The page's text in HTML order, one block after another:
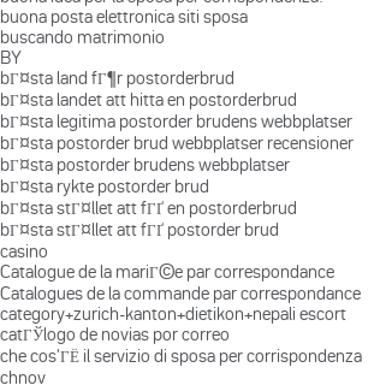
buona posta elettronica siti sposa
buscando matrimonio
BY
bГ¤sta land fГ¶r postorderbrud
bГ¤sta landet att hitta en postorderbrud
bГ¤sta legitima postorder brudens webbplatser
bГ¤sta postorder brud webbplatser recensioner
bГ¤sta postorder brudens webbplatser
bГ¤sta rykte postorder brud
bГ¤sta stГ¤llet att fГҐ en postorderbrud
bГ¤sta stГ¤llet att fГҐ postorder brud
casino
Catalogue de la mariГ©e par correspondance
Catalogues de la commande par correspondance
category+zurich-kanton+dietikon+nepali escort
catГЎlogo de novias por correo
che cos'ГЁ il servizio di sposa per corrispondenza
chnov